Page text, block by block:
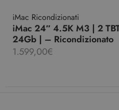
iMac Ricondizionati
iMac 24″ 4.5K M3 | 2
24Gb | – Ricondizionato
1.599,00€